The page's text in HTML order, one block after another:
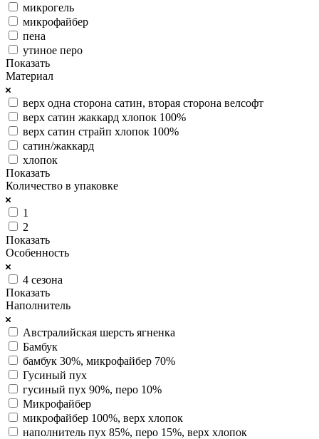
микрогель
микрофайбер
пена
утиное перо
Показать
Материал
верх одна сторона сатин, вторая сторона велсофт
верх сатин жаккард хлопок 100%
верх сатин страйп хлопок 100%
сатин/жаккард
хлопок
Показать
Количество в упаковке
1
2
Показать
Особенность
4 сезона
Показать
Наполнитель
Австралийская шерсть ягненка
Бамбук
бамбук 30%, микрофайбер 70%
Гусиный пух
гусиный пух 90%, перо 10%
Микрофайбер
микрофайбер 100%, верх хлопок
наполнитель пух 85%, перо 15%, верх хлопок